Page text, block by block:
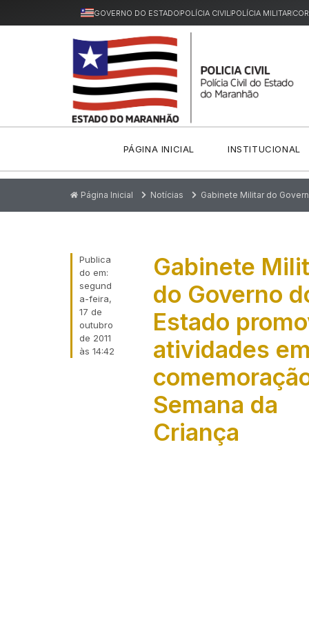
GOVERNO DO ESTADOPOLÍCIA CIVILPOLÍCIA MILITAR
PÁGINA INICIAL INSTITUCIONAL
Página Inicial Notícias Gabinete Militar do
Publica
do em:
segund
a-feira,
17 de
outubro
de 2011
às 14:42
Gabinete
do Governo
Estado
atividades em
Semana da
Criança